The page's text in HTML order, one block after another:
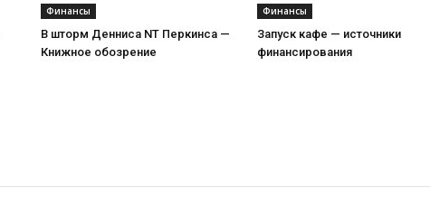
Финансы
В шторм Денниса NT Перкинса —
Книжное обозрение
Финансы
Запуск кафе — источники
финансирования